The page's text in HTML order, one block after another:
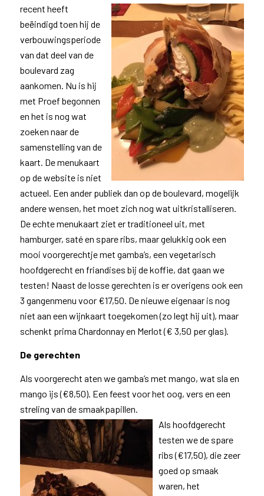
recent heeft
beëindigd toen hij de
verbouwingsperiode
van dat deel van de
boulevard zag
aankomen. Nu is hij
met Proef begonnen
en het is nog wat
zoeken naar de
samenstelling van de
kaart. De menukaart
op de website is niet
actueel. Een ander publiek dan op de boulevard, mogelijk
andere wensen, het moet zich nog wat uitkristalliseren.
De echte menukaart ziet er traditioneel uit, met
hamburger, saté en spare ribs, maar gelukkig ook een
mooi voorgerechtje met gamba’s, een vegetarisch
hoofdgerecht en friandises bij de koffie, dat gaan we
testen! Naast de losse gerechten is er overigens ook een
3 gangenmenu voor €17,50. De nieuwe eigenaar is nog
niet aan een wijnkaart toegekomen (zo legt hij uit), maar
schenkt prima Chardonnay en Merlot (€ 3,50 per glas).
De gerechten
Als voorgerecht aten we gamba’s met mango, wat sla en
mango ijs (€8,50). Een feest voor het oog, vers en een
streling van de smaakpapillen.
Als hoofdgerecht
testen we de spare
ribs (€17,50), die zeer
goed op smaak
waren, het